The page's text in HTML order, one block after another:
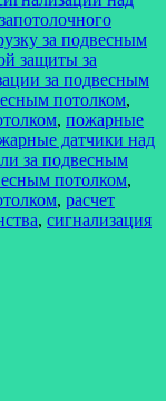
за подвесным
защиты за
за подвесным
потолком,
, пожарные
датчики над
за подвесным
потолком,
, расчет
, сигнализация